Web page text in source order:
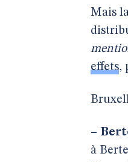
Mais
effets,
–
à